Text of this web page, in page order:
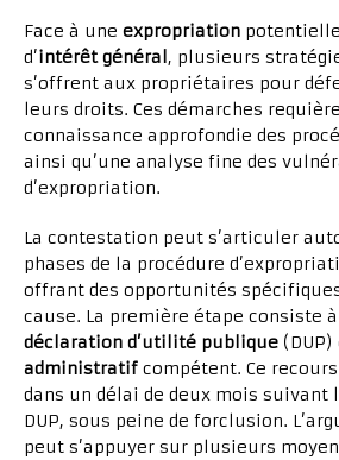
Face à une expropriation
d’intérêt général , plusieurs
s’offrent aux propriétaires pour
leurs droits. Ces démarches
connaissance approfondie des
ainsi qu’une analyse fine des
d’expropriation.
La contestation peut s’articuler
phases de la procédure
offrant des opportunités
cause. La première étape consiste
déclaration d’utilité publique
administratif compétent. Ce
dans un délai de deux mois suivant
DUP, sous peine de forclusion.
peut s’appuyer sur plusieurs